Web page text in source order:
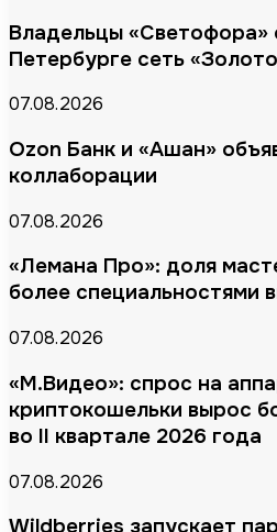
Владельцы «Светофора»
Петербурге сеть
07.08.2026
Ozon Банк и «Ашан»
коллаборации
07.08.2026
«Лемана Про»: доля
более специальностями
07.08.2026
«М.Видео»: спрос на
криптокошельки вырос
во II квартале 2026 года
07.08.2026